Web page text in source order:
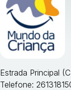
Estrada Principal
Telefone: